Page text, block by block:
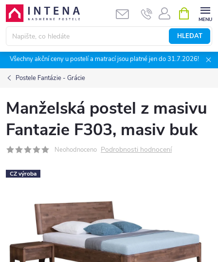
Přejít
obsah
HLEDAT
NÁKUPNÍ
KOŠÍK
Všechny akční ceny u postelí a matrací jsou platné jen do 31.7.2026!
Postele Fantázie - Grácie
Manželská postel z masivu
Fantazie F303, masiv buk
Neohodnoceno Podrobnosti hodnocení
CZ výroba